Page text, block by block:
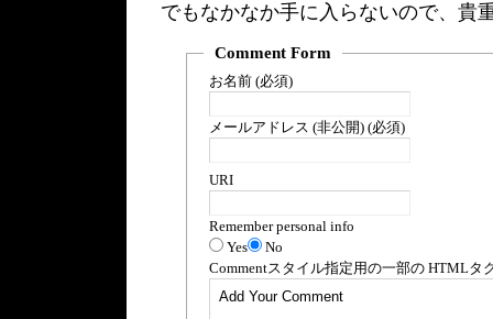
でもなかなか手に入らないので、貴
Comment Form
お名前 (必須)
メールアドレス (非公開) (必須)
URI
Remember personal info
Yes
No
Commentスタイル指定用の一部の HTMLタ